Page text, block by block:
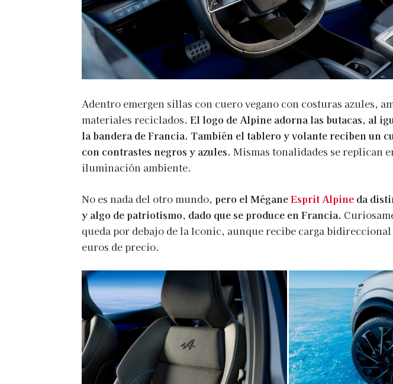
Adentro emergen sillas con cuero vegano con costuras azules,
materiales reciclados. El logo de Alpine adorna las butacas, al
la bandera de Francia. También el tablero y volante reciben un
con contrastes negros y azules. Mismas tonalidades se replican
iluminación ambiente.
No es nada del otro mundo, pero el MéganeEsprit Alpine da
y algo de patriotismo, dado que se produce en Francia.
queda por debajo de la Iconic, aunque recibe carga
euros de precio.